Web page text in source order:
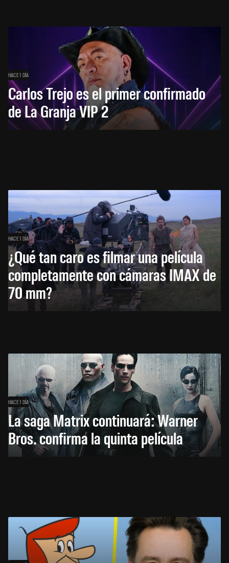
HACE 1 DÍA
Carlos Trejo es el primer confirmado
de La Granja VIP 2
HACE 1 DÍA
¿Qué tan caro es filmar una película
completamente con cámaras IMAX de
70 mm?
HACE 1 DÍA
La saga Matrix continuará: Warner
Bros. confirma la quinta película